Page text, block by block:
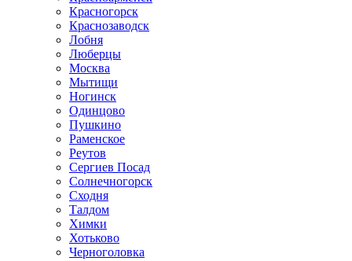
Красногорск
Краснозаводск
Лобня
Люберцы
Москва
Мытищи
Ногинск
Одинцово
Пушкино
Раменское
Реутов
Сергиев Посад
Солнечногорск
Сходня
Талдом
Химки
Хотьково
Черноголовка